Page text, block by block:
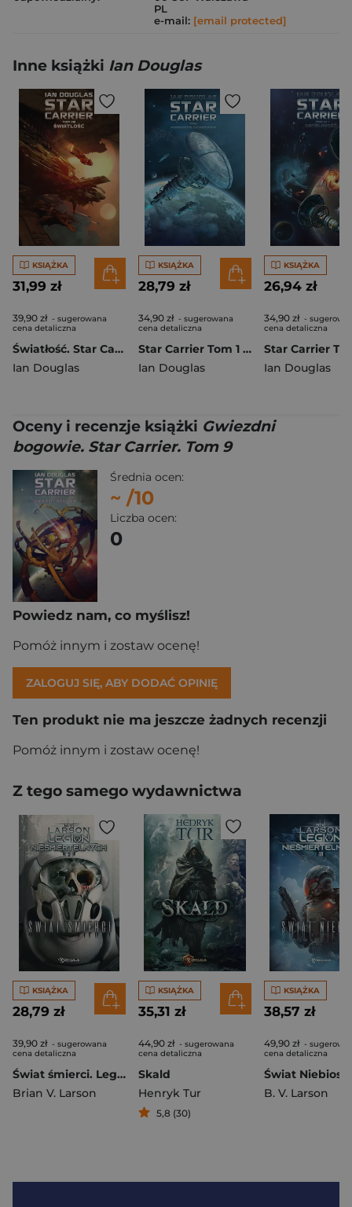
PL
e-mail: [email protected]
Inne książki Ian Douglas
KSIĄŻKA
31,99 zł
39,90 zł - sugerowana
cena detaliczna
Światłość. Star Carrier. Tom 8
Ian Douglas
KSIĄŻKA
28,79 zł
34,90 zł - sugerowana
cena detaliczna
Star Carrier Tom 1 Pierwsze uderzenie
Ian Douglas
KSIĄŻKA
26,94 zł
34,90 zł -
cena detaliczna
Ian Douglas
Oceny i recenzje książki Gwiezdni
bogowie. Star Carrier. Tom 9
Średnia ocen:
~ /10
Liczba ocen:
0
Powiedz nam, co myślisz!
Pomóż innym i zostaw ocenę!
ZALOGUJ SIĘ, ABY DODAĆ OPINIĘ
Ten produkt nie ma jeszcze żadnych recenzji
Pomóż innym i zostaw ocenę!
Z tego samego wydawnictwa
KSIĄŻKA
28,79 zł
39,90 zł - sugerowana
cena detaliczna
Świat śmierci. Legion Nieśmiertelnych. Tom 5
Brian V. Larson
KSIĄŻKA
35,31 zł
44,90 zł - sugerowana
cena detaliczna
Skald
Henryk Tur
5,8 (30)
KSIĄŻKA
38,57 zł
49,90 zł -
cena detaliczna
B. V. Larson